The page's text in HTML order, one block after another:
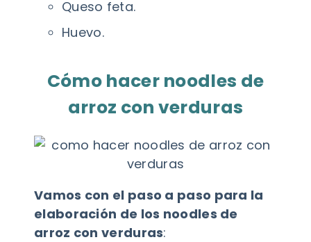
Queso feta.
Huevo.
Cómo hacer noodles de
arroz con verduras
Vamos con el paso a paso para la
elaboración de los noodles de
arroz con verduras: